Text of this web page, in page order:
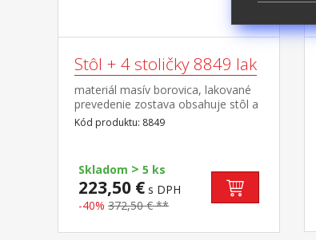
Stôl + 4 stoličky 8849 lak
materiál masív borovica, lakované
prevedenie zostava obsahuje stôl a
4 stoličky, výška sedu stoličky 45 cm
rozmer stola (š/h/v) 118 × 75 × 73
× 86 cm
Kód produktu: 8849
Skladom > 5 ks
223,50 € s DPH
-40% 372,50 € **